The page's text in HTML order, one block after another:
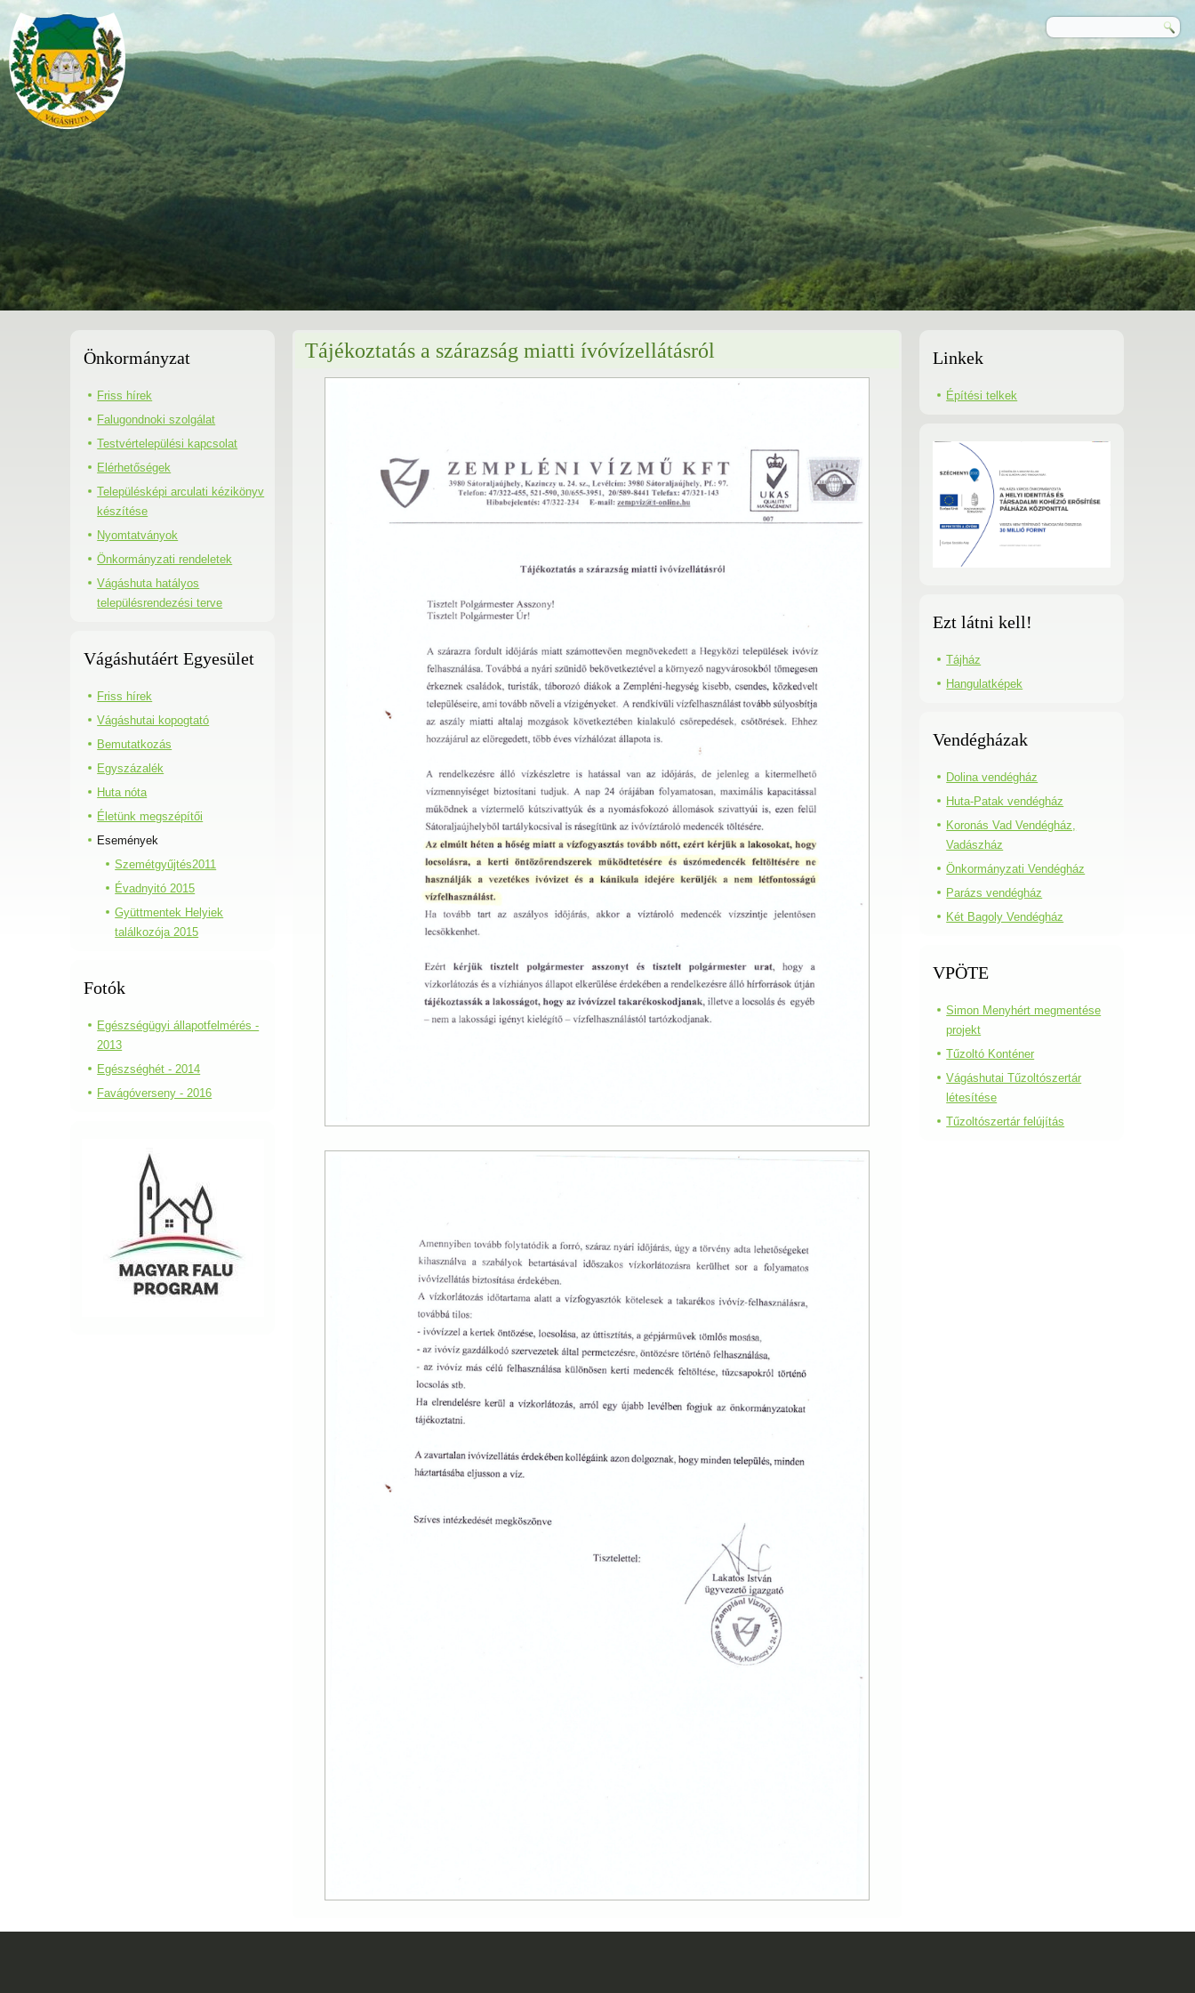
Önkormányzat
Friss hírek
Falugondnoki szolgálat
Testvértelepülési kapcsolat
Elérhetőségek
Településképi arculati kézikönyv
készítése
Nyomtatványok
Önkormányzati rendeletek
Vágáshuta hatályos
településrendezési terve
Vágáshutáért Egyesület
Friss hírek
Vágáshutai kopogtató
Bemutatkozás
Egyszázalék
Huta nóta
Életünk megszépítői
Események
Szemétgyűjtés2011
Évadnyitó 2015
Gyüttmentek Helyiek
találkozója 2015
Fotók
Egészségügyi állapotfelmérés -
2013
Egészséghét - 2014
Favágóverseny - 2016
Tájékoztatás a szárazság miatti ívóvízellátásról Linkek
Építési telkek
Ezt látni kell!
Tájház
Hangulatképek
Vendégházak
Dolina vendégház
Huta-Patak vendégház
Koronás Vad Vendégház,
Vadászház
Önkormányzati Vendégház
Parázs vendégház
Két Bagoly Vendégház
VPÖTE
Simon Menyhért megmentése
projekt
Tűzoltó Konténer
Vágáshutai Tűzoltószertár
létesítése
Tűzoltószertár felújítás